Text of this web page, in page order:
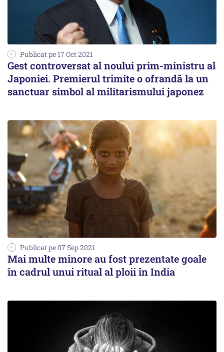
Publicat pe 17 Oct 2021
Gest controversat al noului prim-ministru al
Japoniei. Premierul trimite o ofrandă la un
sanctuar simbol al militarismului japonez
Publicat pe 07 Sep 2021
Mai multe minore au fost prezentate goale
în cadrul unui ritual al ploii în India